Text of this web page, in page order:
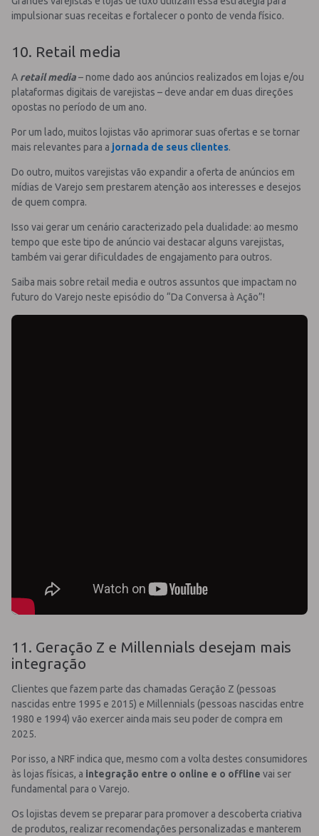
impulsionar suas receitas e fortalecer o ponto de venda físico.
10. Retail media
A retail media– nome dado aos anúncios realizados em lojas e/ou
plataformas digitais de varejistas – deve andar em duas direções
opostas no período de um ano.
Por um lado, muitos lojistas vão aprimorar suas ofertas e se tornar
mais relevantes para a jornada de seus clientes.
Do outro, muitos varejistas vão expandir a oferta de anúncios em
mídias de Varejo sem prestarem atenção aos interesses e desejos
de quem compra.
Isso vai gerar um cenário caracterizado pela dualidade: ao mesmo
tempo que este tipo de anúncio vai destacar alguns varejistas,
também vai gerar dificuldades de engajamento para outros.
Saiba mais sobre retail media e outros assuntos que impactam no
futuro do Varejo neste episódio do “Da Conversa à Ação”!
11. Geração Z e Millennials desejam mais
integração
Clientes que fazem parte das chamadas Geração Z (pessoas
nascidas entre 1995 e 2015) e Millennials (pessoas nascidas entre
1980 e 1994) vão exercer ainda mais seu poder de compra em
2025.
Por isso, a NRF indica que, mesmo com a volta destes consumidores
às lojas físicas, a integração entre o online e o offline vai ser
fundamental para o Varejo.
Os lojistas devem se preparar para promover a descoberta criativa
de produtos, realizar recomendações personalizadas e manterem